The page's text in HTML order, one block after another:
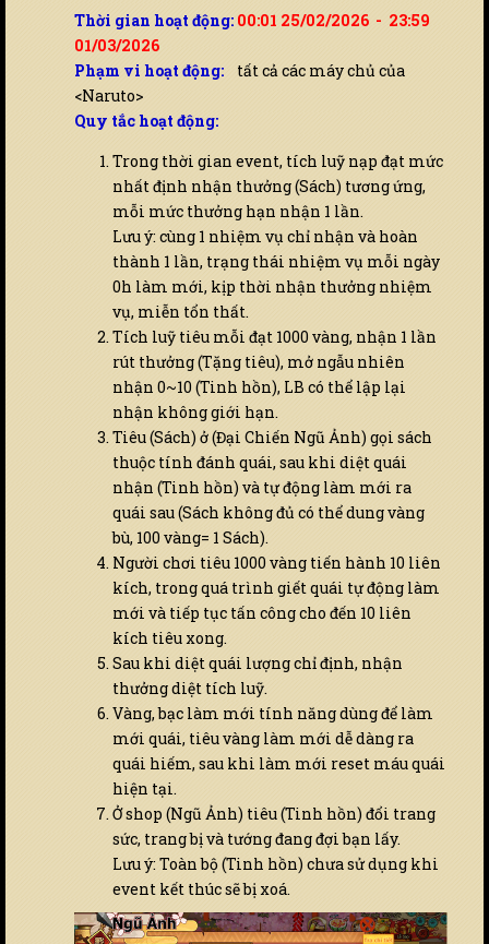
Thời gian hoạt động: 00:01 25/02/2026 - 23:59
01/03/2026
Phạm vi hoạt động: tất cả các máy chủ của
<Naruto>
Quy tắc hoạt động:
Trong thời gian event, tích luỹ nạp đạt mức
nhất định nhận thưởng (Sách) tương ứng,
mỗi mức thưởng hạn nhận 1 lần.
Lưu ý: cùng 1 nhiệm vụ chỉ nhận và hoàn
thành 1 lần, trạng thái nhiệm vụ mỗi ngày
0h làm mới, kịp thời nhận thưởng nhiệm
vụ, miễn tổn thất.
Tích luỹ tiêu mỗi đạt 1000 vàng, nhận 1 lần
rút thưởng (Tặng tiêu), mở ngẫu nhiên
nhận 0~10 (Tinh hồn), LB có thể lập lại
nhận không giới hạn.
Tiêu (Sách) ở (Đại Chiến Ngũ Ảnh) gọi sách
thuộc tính đánh quái, sau khi diệt quái
nhận (Tinh hồn) và tự động làm mới ra
quái sau (Sách không đủ có thể dung vàng
bù, 100 vàng= 1 Sách).
Người chơi tiêu 1000 vàng tiến hành 10 liên
kích, trong quá trình giết quái tự động làm
mới và tiếp tục tấn công cho đến 10 liên
kích tiêu xong.
Sau khi diệt quái lượng chỉ định, nhận
thưởng diệt tích luỹ.
Vàng, bạc làm mới tính năng dùng để làm
mới quái, tiêu vàng làm mới dễ dàng ra
quái hiếm, sau khi làm mới reset máu quái
hiện tại.
Ở shop (Ngũ Ảnh) tiêu (Tinh hồn) đổi trang
sức, trang bị và tướng đang đợi bạn lấy.
Lưu ý: Toàn bộ (Tinh hồn) chưa sử dụng khi
event kết thúc sẽ bị xoá.